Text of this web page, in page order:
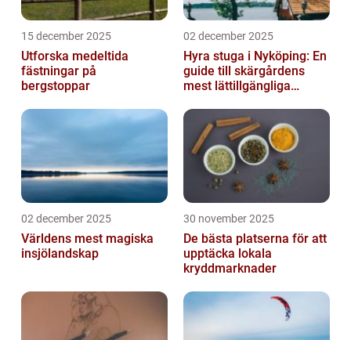
15 december 2025
Utforska medeltida
fästningar på
bergstoppar
02 december 2025
Hyra stuga i Nyköping: En
guide till skärgårdens
mest lättillgängliga
02 december 2025
Världens mest magiska
insjölandskap
30 november 2025
De bästa platserna för att
upptäcka lokala
kryddmarknader